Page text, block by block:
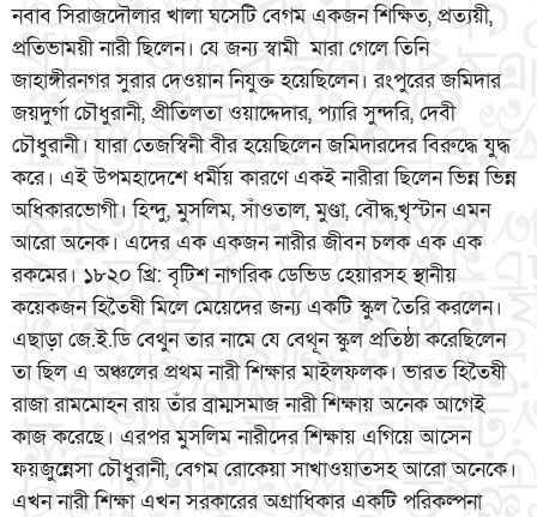
নবাব সিরাজদৌলার খালা ঘসেটি বেগম একজন শিক্ষিত, প্রত্যয়ী,
প্রতিভাময়ী নারী ছিলেন। যে জন্য স্বামী মারা গেলে তিনি
জাহাঙ্গীরনগর সুরার দেওয়ান নিযুক্ত হয়েছিলেন। রংপুরের জমিদার
জয়দুর্গা চৌধুরানী, প্রীতিলতা ওয়াদ্দেদার, প্যারি সুন্দরি, দেবী
চৌধুরানী। যারা তেজস্বিনী বীর হয়েছিলেন জমিদারদের বিরুদ্ধে যুদ্ধ
করে। এই উপমহাদেশে ধর্মীয় কারণে একই নারীরা ছিলেন ভিন্ন ভিন্ন
অধিকারভোগী। হিন্দু, মুসলিম, সাঁওতাল, মুণ্ডা, বৌদ্ধ,খৃস্টান এমন
আরো অনেক। এদের এক একজন নারীর জীবন চলক এক এক
রকমের। ১৮২০ খ্রি: বৃটিশ নাগরিক ডেভিড হেয়ারসহ স্থানীয়
কয়েকজন হিতৈষী মিলে মেয়েদের জন্য একটি স্কুল তৈরি করলেন।
এছাড়া জে.ই.ডি বেথুন তার নামে যে বেথূন স্কুল প্রতিষ্ঠা করেছিলেন
তা ছিল এ অঞ্চলের প্রথম নারী শিক্ষার মাইলফলক। ভারত হিতৈষী
রাজা রামমোহন রায় তাঁর ব্রাম্মসমাজ নারী শিক্ষায় অনেক আগেই
কাজ করেছে। এরপর মুসলিম নারীদের শিক্ষায় এগিয়ে আসেন
ফয়জুন্নেসা চৌধুরানী, বেগম রোকেয়া সাখাওয়াতসহ আরো অনেকে।
এখন নারী শিক্ষা এখন সরকারের অগ্রাধিকার একটি পরিকল্পনা